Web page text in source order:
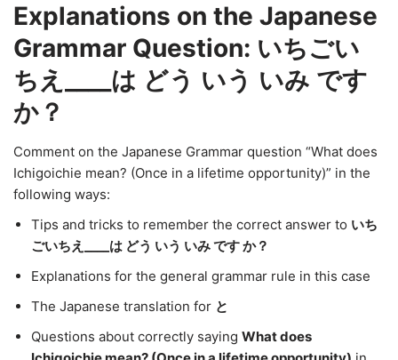
Explanations on the Japanese
Grammar Question: いちごい
ちえ____は どう いう いみ です
か？
Comment on the Japanese Grammar question “What does
Ichigoichie mean? (Once in a lifetime opportunity)” in the
following ways:
Tips and tricks to remember the correct answer to いち
ごいちえ____は どう いう いみ です か？
Explanations for the general grammar rule in this case
The Japanese translation for と
Questions about correctly saying What does